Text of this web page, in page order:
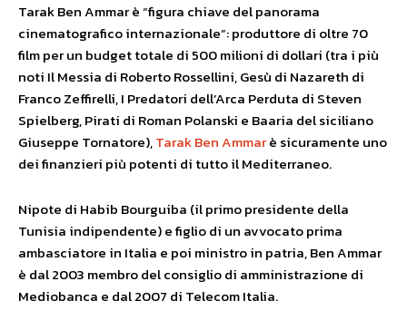
Tarak Ben Ammar è “figura chiave del panorama
cinematografico internazionale”: produttore di oltre 70
film per un budget totale di 500 milioni di dollari (tra i più
noti Il Messia di Roberto Rossellini, Gesù di Nazareth di
Franco Zeffirelli, I Predatori dell’Arca Perduta di Steven
Spielberg, Pirati di Roman Polanski e Baaria del siciliano
Giuseppe Tornatore),Tarak Ben Ammarè sicuramente uno
dei finanzieri più potenti di tutto il Mediterraneo.
Nipote di Habib Bourguiba (il primo presidente della
Tunisia indipendente) e figlio di un avvocato prima
ambasciatore in Italia e poi ministro in patria, Ben Ammar
è dal 2003 membro del consiglio di amministrazione di
Mediobanca e dal 2007 di Telecom Italia.